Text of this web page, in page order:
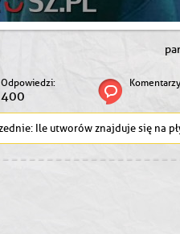
Odpowiedzi:
400
Ile utworów znajduje się na płycie Folkhorod zespołu